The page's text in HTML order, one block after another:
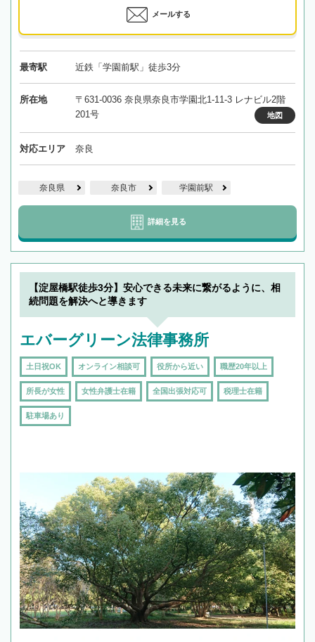
メールする
最寄駅 近鉄「学園前駅」徒歩3分
所在地
〒631-0036 奈良県奈良市学園北1-11-3 レナビル2階
201号
地図
対応エリア 奈良
奈良県 奈良市 学園前駅
詳細を見る
【淀屋橋駅徒歩3分】安心できる未来に繋がるように、相
続問題を解決へと導きます
エバーグリーン法律事務所
土日祝OK オンライン相談可 役所から近い 職歴20年以上
所長が女性 女性弁護士在籍 全国出張対応可 税理士在籍
駐車場あり